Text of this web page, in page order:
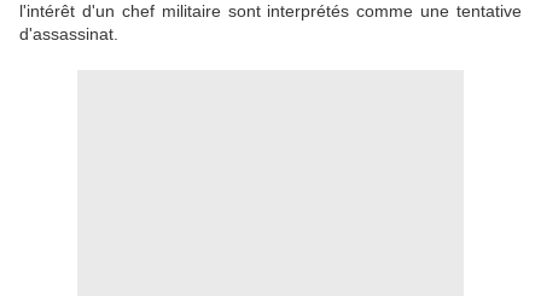
l'intérêt d'un chef militaire sont interprétés comme une tentative
d'assassinat.